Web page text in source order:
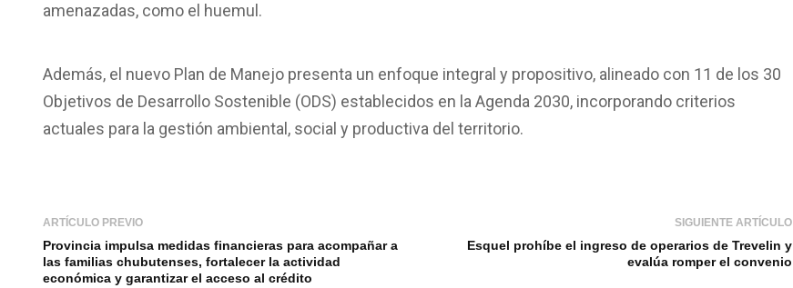
amenazadas, como el huemul.
Además, el nuevo Plan de Manejo presenta un enfoque integral y propositivo, alineado con 11 de los 30
Objetivos de Desarrollo Sostenible (ODS) establecidos en la Agenda 2030, incorporando criterios
actuales para la gestión ambiental, social y productiva del territorio.
ARTÍCULO PREVIO
Provincia impulsa medidas financieras para acompañar a
las familias chubutenses, fortalecer la actividad
económica y garantizar el acceso al crédito
SIGUIENTE ARTÍCULO
Esquel prohíbe el ingreso de operarios de Trevelin y
evalúa romper el convenio